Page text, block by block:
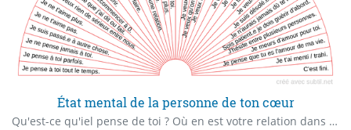
État mental de la personne de ton cœur
Qu'est-ce qu'iel pense de toi ? Où en est votre relation dans son esprit ? Que se passe-t-il dans sa tête ?